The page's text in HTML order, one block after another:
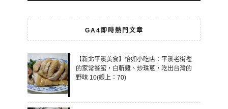
GA4即時熱門文章
【新北平溪美食】怡如小吃店：平溪老街裡
的家常餐館，白斬雞、炒珠蔥，吃出台灣的
野味 10(線上：70)